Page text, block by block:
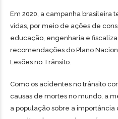
Em 2020, a campanha brasileira
vidas, por meio de ações de
educação, engenharia e
recomendações do Plano
Lesões no Trânsito.
Como os acidentes no trânsito
causas de mortes no mundo, a
a população sobre a